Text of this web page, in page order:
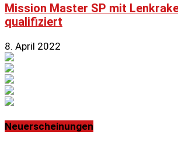
Mission Master SP mit
qualifiziert
8. April 2022
Neuerscheinungen